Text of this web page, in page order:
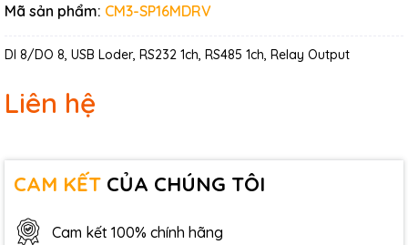
Mã sản phẩm: CM3-SP16MDRV
DI 8/DO 8, USB Loder, RS232 1ch, RS485 1ch, Relay Output
Liên hệ
CAM KẾT CỦA CHÚNG TÔI
Cam kết 100% chính hãng